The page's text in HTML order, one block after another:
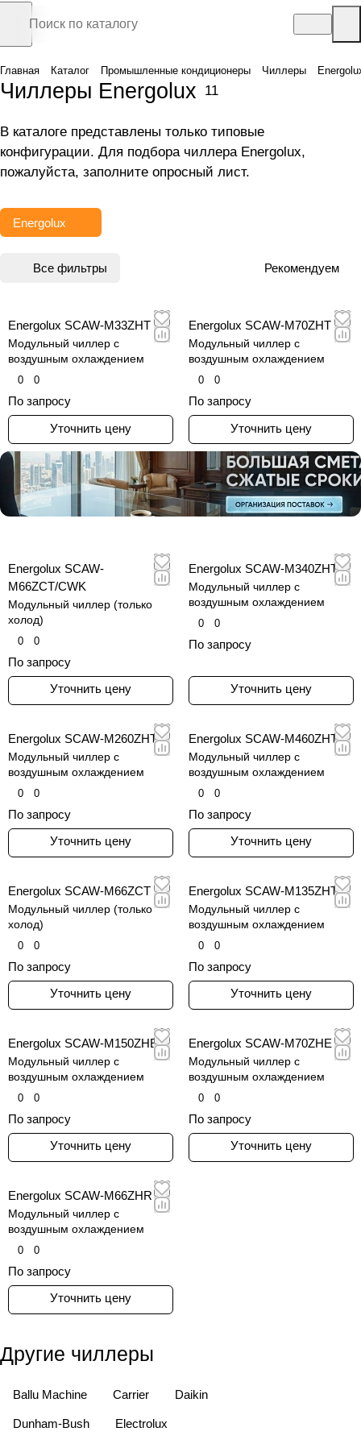
Главная Каталог Промышленные кондиционеры Чиллеры
Чиллеры Energolux 11
В каталоге представлены только типовые
конфигурации. Для подбора чиллера Energolux,
пожалуйста, заполните опросный лист.
Energolux
Все фильтры Рекомендуем
Energolux SCAW-M33ZHT
Модульный чиллер с
воздушным охлаждением
0 0
По запросу
Уточнить цену
Energolux SCAW-M70ZHT
Модульный чиллер с
воздушным охлаждением
0 0
По запросу
Уточнить цену
Energolux SCAW-
M66ZCT/CWK
Модульный чиллер (только
холод)
0 0
По запросу
Уточнить цену
Energolux SCAW-M340ZHT
Модульный чиллер с
воздушным охлаждением
0 0
По запросу
Уточнить цену
Energolux SCAW-M260ZHT
Модульный чиллер с
воздушным охлаждением
0 0
По запросу
Уточнить цену
Energolux SCAW-M460ZHT
Модульный чиллер с
воздушным охлаждением
0 0
По запросу
Уточнить цену
Energolux SCAW-M66ZCT
Модульный чиллер (только
холод)
0 0
По запросу
Уточнить цену
Energolux SCAW-M135ZHT
Модульный чиллер с
воздушным охлаждением
0 0
По запросу
Уточнить цену
Energolux SCAW-M150ZHE
Модульный чиллер с
воздушным охлаждением
0 0
По запросу
Уточнить цену
Energolux SCAW-M70ZHE
Модульный чиллер с
воздушным охлаждением
0 0
По запросу
Уточнить цену
Energolux SCAW-M66ZHR
Модульный чиллер с
воздушным охлаждением
0 0
По запросу
Уточнить цену
Другие чиллеры
Ballu Machine Carrier Daikin
Dunham-Bush Electrolux